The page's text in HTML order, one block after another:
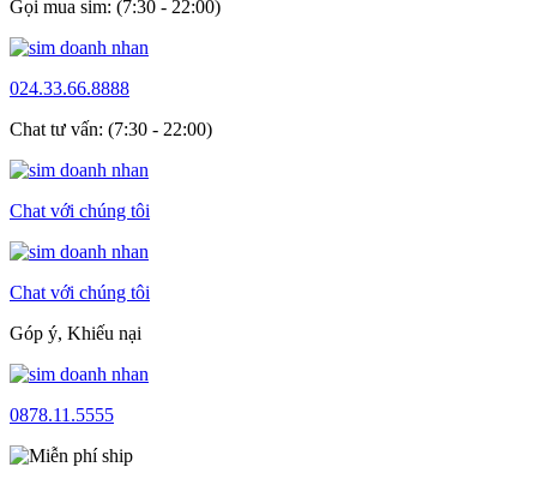
Gọi mua sim: (7:30 - 22:00)
024.33.66.8888
Chat tư vấn: (7:30 - 22:00)
Chat với chúng tôi
Chat với chúng tôi
Góp ý, Khiếu nại
0878.11.5555